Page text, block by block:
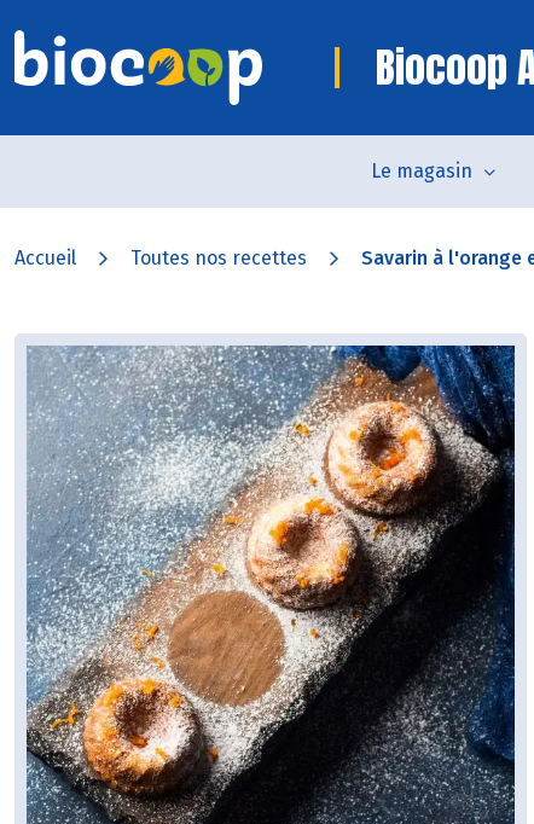
Biocoop
Le magasin
Accueil Toutes nos recettes Savarin à l'orange